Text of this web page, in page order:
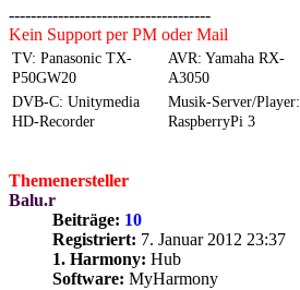
-------------------------------------
Kein Support per PM oder Mail
TV: Panasonic TX-
P50GW20
AVR: Yamaha RX-
A3050
DVB-C: Unitymedia
HD-Recorder
Musik-Server/Player:
RaspberryPi 3
Themenersteller
Balu.r
Beiträge: 10
Registriert: 7. Januar 2012 23:37
1. Harmony: Hub
Software: MyHarmony